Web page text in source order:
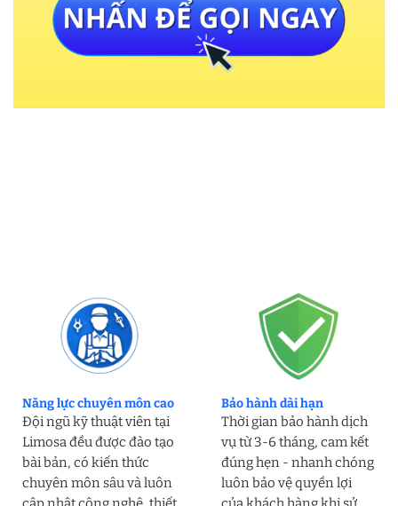
Năng lực chuyên môn cao
Đội ngũ kỹ thuật viên tại
Limosa đều được đào tạo
bài bản, có kiến thức
chuyên môn sâu và luôn
Bảo hành dài hạn
Thời gian bảo hành dịch
vụ từ 3-6 tháng, cam kết
đúng hẹn - nhanh chóng
luôn bảo vệ quyền lợi